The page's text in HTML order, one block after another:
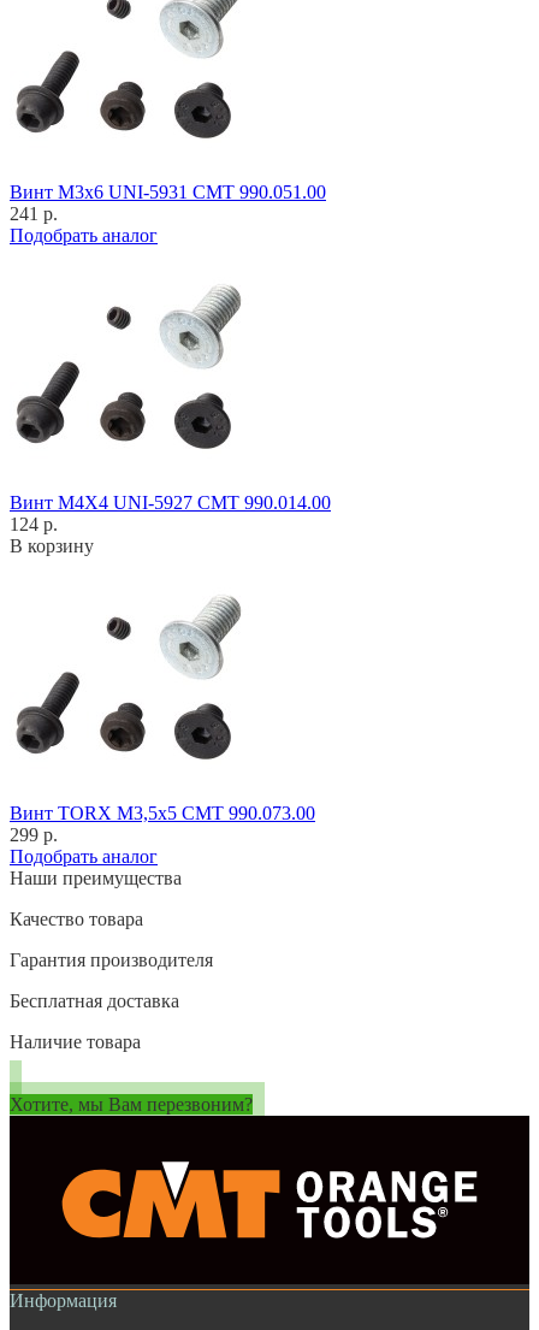
Винт M3x6 UNI-5931 CMT 990.051.00
241 р.
Подобрать аналог
Винт M4X4 UNI-5927 CMT 990.014.00
124 р.
В корзину
Винт TORX M3,5x5 CMT 990.073.00
299 р.
Подобрать аналог
Наши преимущества
Качество товара
Гарантия производителя
Бесплатная доставка
Наличие товара
Хотите, мы Вам перезвоним?
Информация